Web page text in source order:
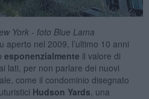
York - foto Blue Lama
aperto nel 2009, l’ultimo 10 anni
esponenzialmente il valore di
lati, per non parlare dei nuovi
come il condominio disegnato
Hudson Yards , una